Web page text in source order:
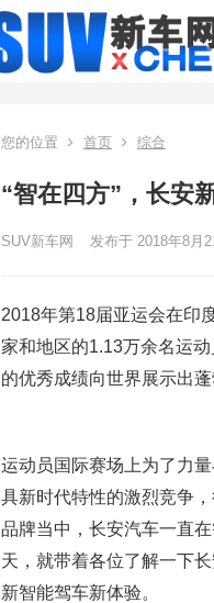
您的位置 首页 综合
“智在四方”，长安
SUV新车网 发布于 2018年8月
2018年第18届亚运会在印
家和地区的1.13万余名运
的优秀成绩向世界展示出蓬
运动员国际赛场上为了力
具新时代特性的激烈竞争
品牌当中，长安汽车一直
天，就带着各位了解一下
新智能驾车新体验。